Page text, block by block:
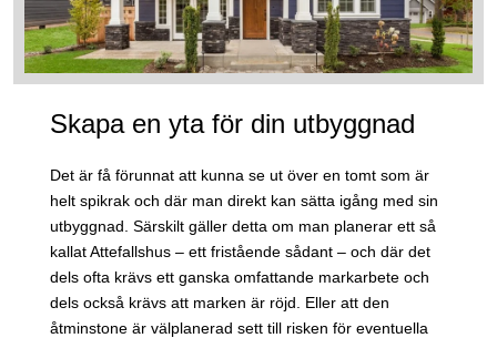
Skapa en yta för din utbyggnad
Det är få förunnat att kunna se ut över en tomt som är
helt spikrak och där man direkt kan sätta igång med sin
utbyggnad. Särskilt gäller detta om man planerar ett så
kallat Attefallshus – ett fristående sådant – och där det
dels ofta krävs ett ganska omfattande markarbete och
dels också krävs att marken är röjd. Eller att den
åtminstone är välplanerad sett till risken för eventuella